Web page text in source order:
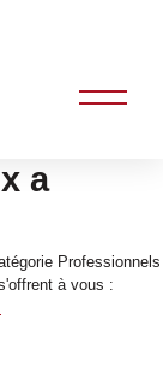
a
Professionnels
à vous :